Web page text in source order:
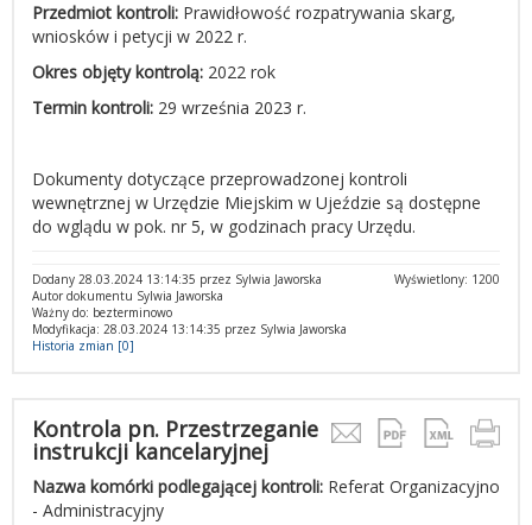
Przedmiot kontroli: Prawidłowość rozpatrywania skarg,
wniosków i petycji w 2022 r.
Okres objęty kontrolą: 2022 rok
Termin kontroli: 29 września 2023 r.
Dokumenty dotyczące przeprowadzonej kontroli
wewnętrznej w Urzędzie Miejskim w Ujeździe są dostępne
do wglądu w pok. nr 5, w godzinach pracy Urzędu.
Wyświetlony: 1200
Dodany 28.03.2024 13:14:35 przez Sylwia Jaworska
Autor dokumentu Sylwia Jaworska
Ważny do: bezterminowo
Modyfikacja: 28.03.2024 13:14:35 przez Sylwia Jaworska
Historia zmian [0]
Kontrola pn. Przestrzeganie
instrukcji kancelaryjnej
Nazwa komórki podlegającej kontroli: Referat Organizacyjno
- Administracyjny